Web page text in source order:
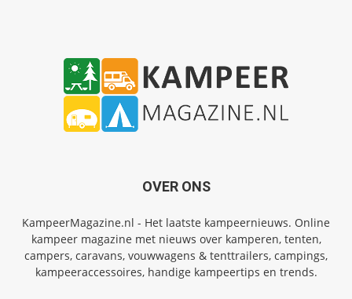
OVER ONS
KampeerMagazine.nl - Het laatste kampeernieuws. Online
kampeer magazine met nieuws over kamperen, tenten,
campers, caravans, vouwwagens & tenttrailers, campings,
kampeeraccessoires, handige kampeertips en trends.